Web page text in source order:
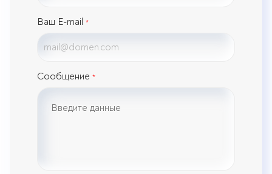
Ваш E-mail *
Сообщение *